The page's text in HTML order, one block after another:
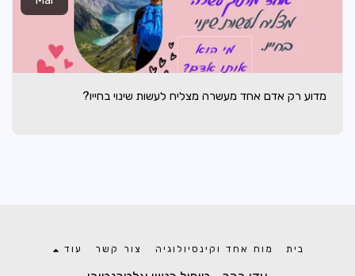
מדוע רק אדם אחד מעשרה מצליח לעשות שינוי בחייו?
בית מוח אחד וקינסיולוגיה צור קשר עוד